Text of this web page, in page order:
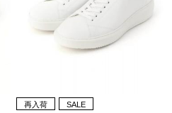
再入荷
SALE